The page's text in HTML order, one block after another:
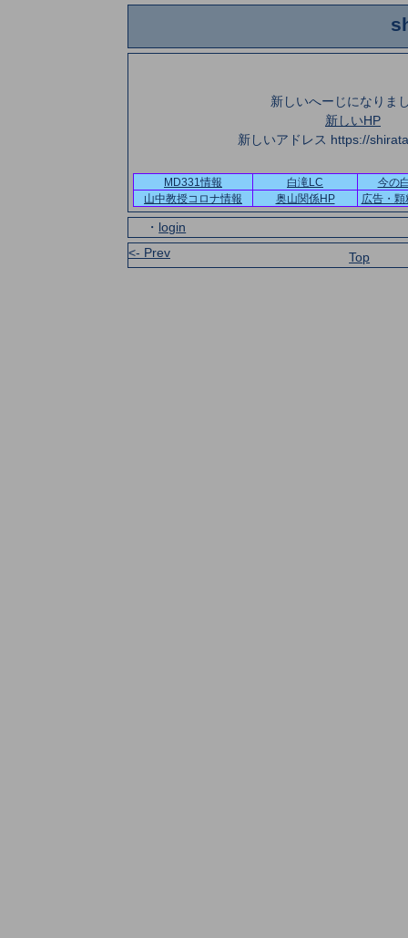
新しいへーじになりま
新しいHP
新しいアドレス https://
MD331情報 白滝LC
今の
山中教授コロナ情報
奥山関係HP 広告・
・ login
<- Prev Top